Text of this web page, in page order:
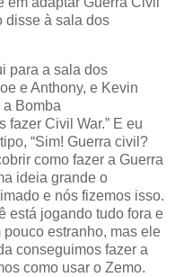
disse à sala dos
para a sala dos
e Anthony, e Kevin
Bomba
fazer Civil War.” E eu
“Sim! Guerra civil?
como fazer a Guerra
ideia grande o
e nós fizemos isso.
está jogando tudo fora e
estranho, mas ele
conseguimos fazer a
como usar o Zemo.